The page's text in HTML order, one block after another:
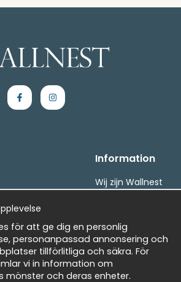
snabbt &amp; gratis
Information
Wij zijn Wallnest
för att ge dig en personlig
personanpassad annonsering och
tillförlitliga och säkra. För
vi in information om
mönster och deras enheter.